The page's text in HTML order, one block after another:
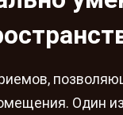
Один